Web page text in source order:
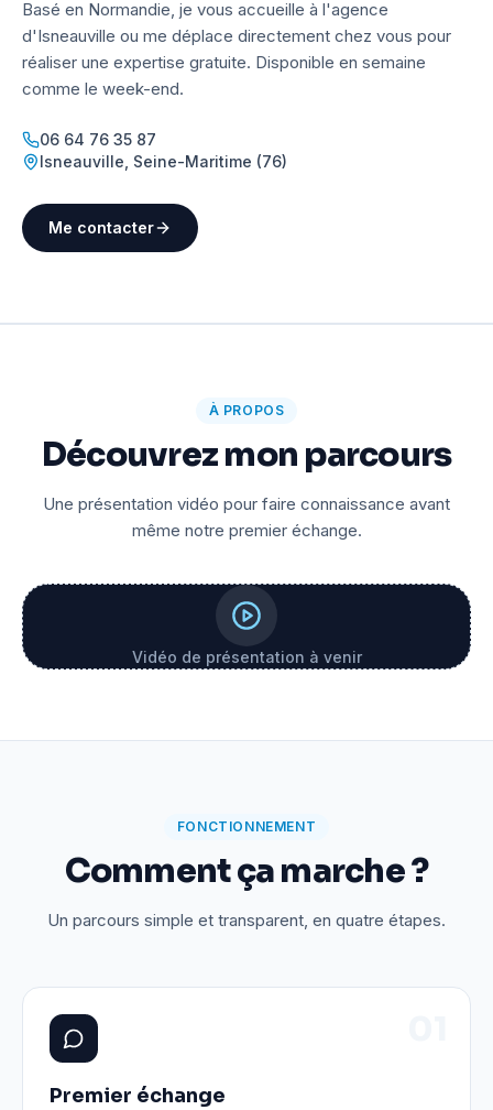
Basé en Normandie, je vous accueille à l'agence
d'Isneauville ou me déplace directement chez vous pour
réaliser une expertise gratuite. Disponible en semaine
comme le week-end.
06 64 76 35 87
Isneauville Seine-Maritime (76)
Me contacter
À PROPOS
Découvrez mon parcours
Une présentation vidéo pour faire connaissance avant
même notre premier échange.
Vidéo de présentation à venir
FONCTIONNEMENT
Comment ça marche ?
Un parcours simple et transparent, en quatre étapes.
Premier échange